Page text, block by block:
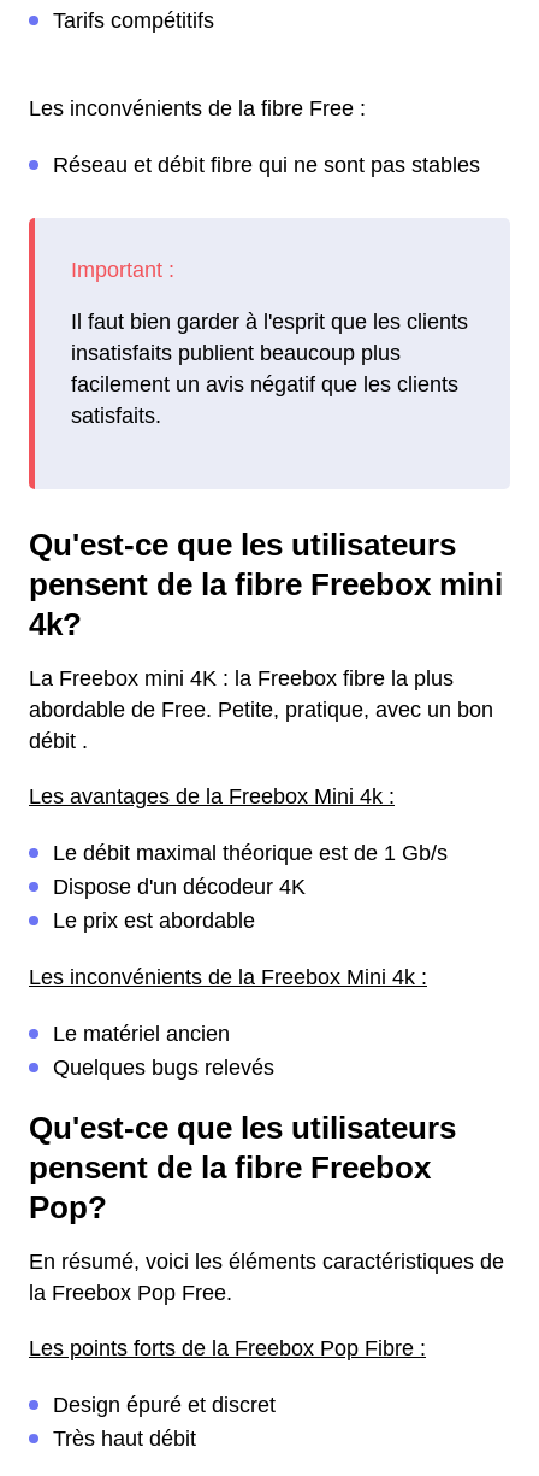
Tarifs compétitifs
Les inconvénients de la fibre Free :
Réseau et débit fibre qui ne sont pas stables
Il faut bien garder à l'esprit que les clients
insatisfaits publient beaucoup plus
facilement un avis négatif que les clients
satisfaits.
Qu'est-ce que les utilisateurs
pensent de la fibre Freebox mini
4k?
La Freebox mini 4K : la Freebox fibre la plus
abordable de Free. Petite, pratique, avec un bon
débit .
Les avantages de la Freebox Mini 4k :
Le débit maximal théorique est de 1 Gb/s
Dispose d'un décodeur 4K
Le prix est abordable
Les inconvénients de la Freebox Mini 4k :
Le matériel ancien
Quelques bugs relevés
Qu'est-ce que les utilisateurs
pensent de la fibre Freebox
Pop?
En résumé, voici les éléments caractéristiques de
la Freebox Pop Free.
Les points forts de la Freebox Pop Fibre :
Design épuré et discret
Très haut débit